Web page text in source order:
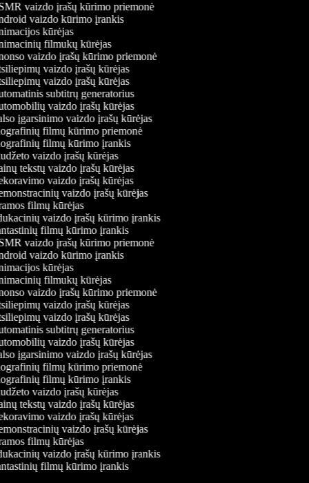
vaizdo įrašų kūrimo priemonė
vaizdo kūrimo įrankis
kūrėjas
filmukų kūrėjas
vaizdo įrašų kūrimo priemonė
vaizdo įrašų kūrėjas
vaizdo įrašų kūrėjas
subtitrų generatorius
vaizdo įrašų kūrėjas
įgarsinimo vaizdo įrašų kūrėjas
filmų kūrimo priemonė
filmų kūrimo įrankis
vaizdo įrašų kūrėjas
tekstų vaizdo įrašų kūrėjas
vaizdo įrašų kūrėjas
vaizdo įrašų kūrėjas
filmų kūrėjas
vaizdo įrašų kūrimo įrankis
filmų kūrimo įrankis
vaizdo įrašų kūrimo priemonė
vaizdo kūrimo įrankis
kūrėjas
filmukų kūrėjas
vaizdo įrašų kūrimo priemonė
vaizdo įrašų kūrėjas
vaizdo įrašų kūrėjas
subtitrų generatorius
vaizdo įrašų kūrėjas
įgarsinimo vaizdo įrašų kūrėjas
filmų kūrimo priemonė
filmų kūrimo įrankis
vaizdo įrašų kūrėjas
tekstų vaizdo įrašų kūrėjas
vaizdo įrašų kūrėjas
vaizdo įrašų kūrėjas
filmų kūrėjas
vaizdo įrašų kūrimo įrankis
filmų kūrimo įrankis